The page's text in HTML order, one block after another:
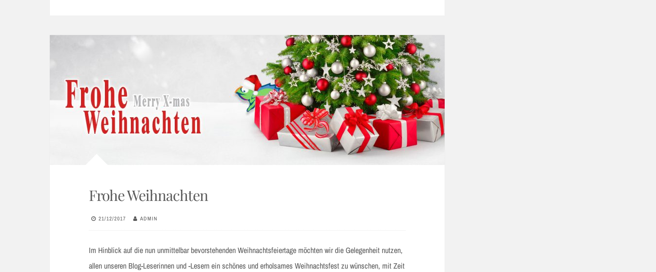
Frohe Weihnachten
21/12/2017 ADMIN
Im Hinblick auf die nun unmittelbar bevorstehenden Weihnachtsfeiertage möchten wir die Gelegenheit nutzen,
allen unseren Blog-Leserinnen und -Lesern ein schönes und erholsames Weihnachtsfest zu wünschen, mit Zeit